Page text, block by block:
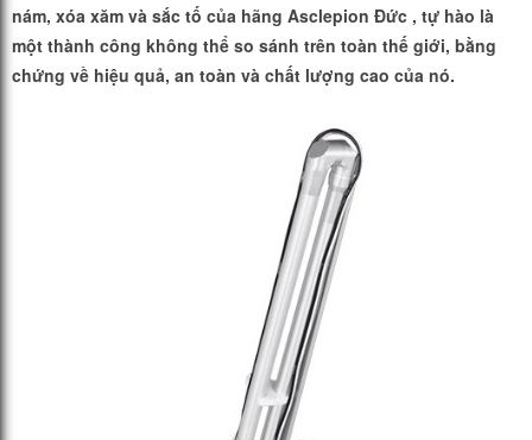
nám, xóa xăm và sắc tố của hãng Asclepion Đức , tự hào là
một thành công không thể so sánh trên toàn thế giới, bằng
chứng về hiệu quả, an toàn và chất lượng cao của nó.